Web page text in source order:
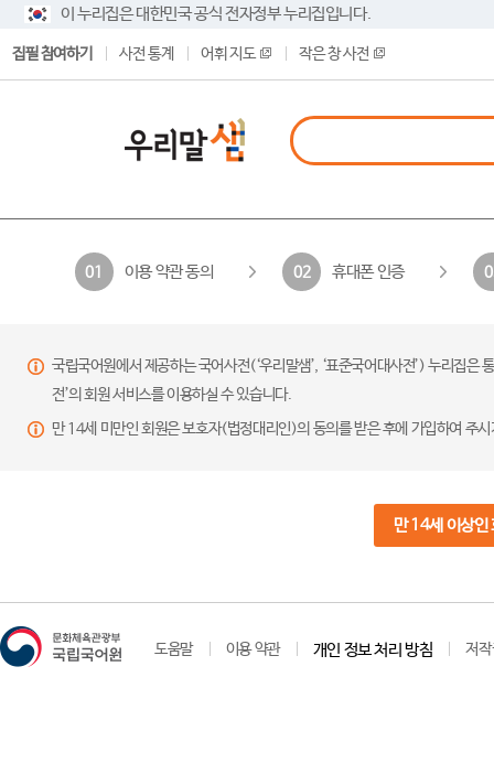
이 누리집은 대한민국 공식 전자정부 누리집입니다.
집필 참여하기 사전 통계 어휘 지도 작은 창 사전
01 이용 약관 동의 02 휴대폰 인증
국립국어원에서 제공하는 국어사전(‘우리말샘’, ‘표준국어대사전’) 누리집
전’의 회원 서비스를 이용하실 수 있습니다.
만 14세 미만인 회원은 보호자(법정대리인)의 동의를 받은 후에 가입하여 주
만 14세 이상인
도움말 이용 약관 개인 정보 처리 방침 저